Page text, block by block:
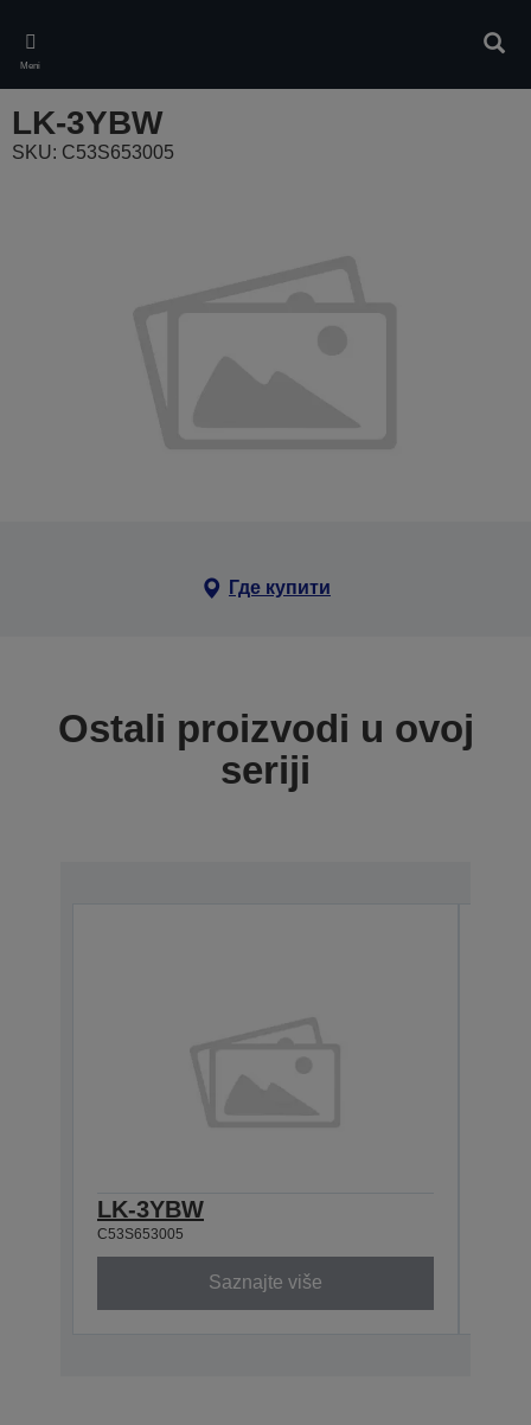
main
content
Meni
LK-3YBW
SKU: C53S653005
Где купити
Ostali proizvodi u ovoj
seriji
LK-3YBW
C53S653005
Saznajte više